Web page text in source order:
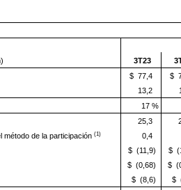
3T23
$ 77,4 $
13,2
17 %
25,3
método de la participación(1) 0,4
$ (11,9) $
$ (0,68) $
$ (8,6) $